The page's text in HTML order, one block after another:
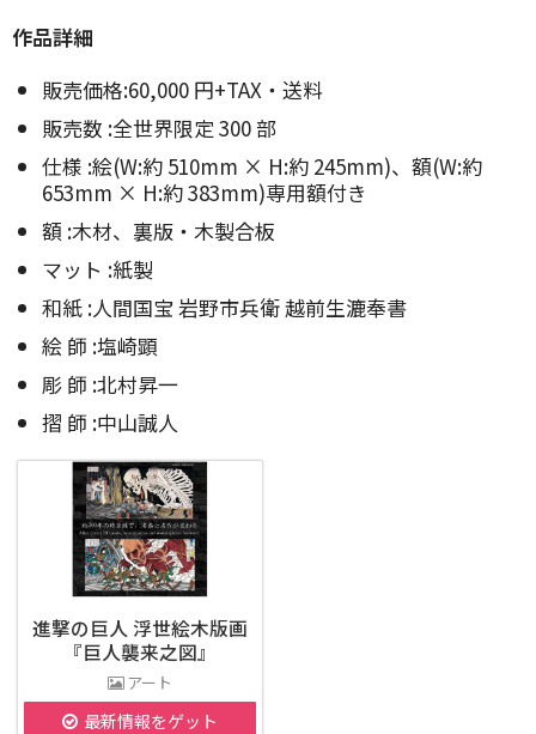
作品詳細
販売価格:60,000 円+TAX・送料
販売数 :全世界限定 300 部
仕様 :絵(W:約 510mm × H:約 245mm)、額(W:約
653mm × H:約 383mm)専用額付き
額 :木材、裏版・木製合板
マット :紙製
和紙 :人間国宝 岩野市兵衛 越前生漉奉書
絵 師 :塩崎顕
彫 師 :北村昇一
摺 師 :中山誠人
進撃の巨人 浮世絵木版画
『巨人襲来之図』
アート
最新情報をゲット